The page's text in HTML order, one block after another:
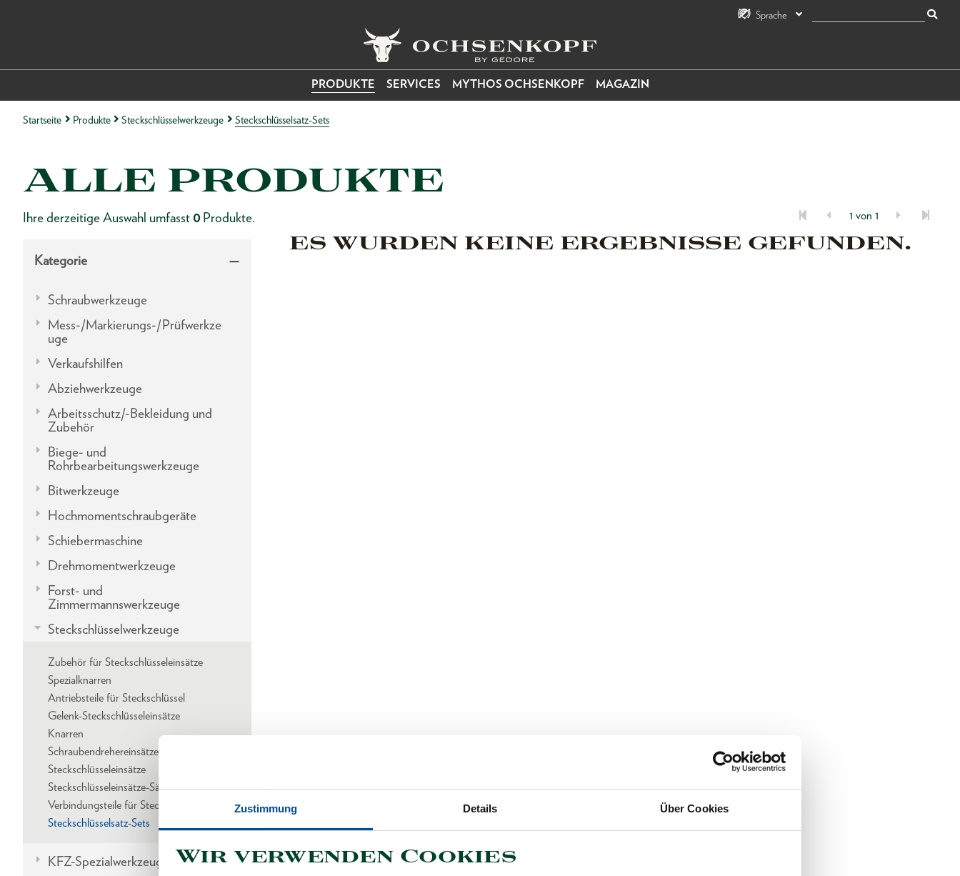
Zustimmung Details Über Cookies
Wir verwenden Cookies
Sprache
PRODUKTE SERVICES MYTHOS OCHSENKOPF MAGAZIN
Startseite Produkte Steckschlüsselwerkzeuge Steckschlüsselsatz-Sets
ALLE PRODUKTE
Ihre derzeitige Auswahl umfasst 0 Produkte. 1 von 1
Kategorie
Schraubwerkzeuge
Mess-/Markierungs-/Prüfwerkze
uge
Verkaufshilfen
Abziehwerkzeuge
Arbeitsschutz/-Bekleidung und
Zubehör
Biege- und
Rohrbearbeitungswerkzeuge
Bitwerkzeuge
Hochmomentschraubgeräte
Schiebermaschine
Drehmomentwerkzeuge
Forst- und
Zimmermannswerkzeuge
Steckschlüsselwerkzeuge
Zubehör für Steckschlüsseleinsätze
Spezialknarren
Antriebsteile für Steckschlüssel
Gelenk-Steckschlüsseleinsätze
Knarren
Schraubendrehereinsätze
Steckschlüsseleinsätze
Steckschlüsseleinsätze-Sätze
Verbindungsteile für Steckschlüssel
Steckschlüsselsatz-Sets
KFZ-Spezialwerkzeuge
ES WURDEN KEINE ERGEBNISSE GEFUNDEN.